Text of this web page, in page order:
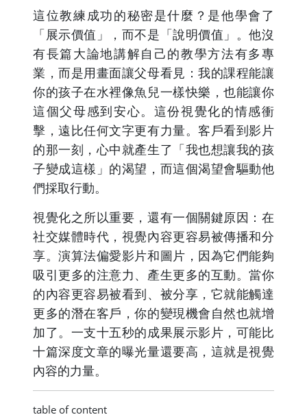
這位教練成功的秘密是什麼？是他學會了
「展示價值」，而不是「說明價值」。他沒
有長篇大論地講解自己的教學方法有多專
業，而是用畫面讓父母看見：我的課程能讓
你的孩子在水裡像魚兒一樣快樂，也能讓你
這個父母感到安心。這份視覺化的情感衝
擊，遠比任何文字更有力量。客戶看到影片
的那一刻，心中就產生了「我也想讓我的孩
子變成這樣」的渴望，而這個渴望會驅動他
們採取行動。
視覺化之所以重要，還有一個關鍵原因：在
社交媒體時代，視覺內容更容易被傳播和分
享。演算法偏愛影片和圖片，因為它們能夠
吸引更多的注意力、產生更多的互動。當你
的內容更容易被看到、被分享，它就能觸達
更多的潛在客戶，你的變現機會自然也就增
加了。一支十五秒的成果展示影片，可能比
十篇深度文章的曝光量還要高，這就是視覺
內容的力量。
table of content